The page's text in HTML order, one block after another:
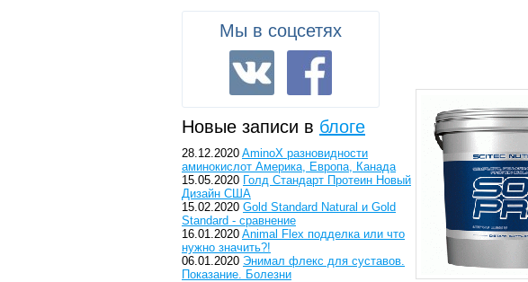
Мы в соцсетях
Новые записи в блоге
28.12.2020 AminoX разновидности
аминокислот Америка, Европа, Канада
15.05.2020 Голд Стандарт Протеин Новый
Дизайн США
15.02.2020 Gold Standard Natural и Gold
Standard - сравнение
16.01.2020 Animal Flex подделка или что
нужно значить?!
06.01.2020 Энимал флекс для суставов.
Показание. Болезни